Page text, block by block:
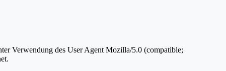
Verwendung des User Agent Mozilla/5.0 (compatible;